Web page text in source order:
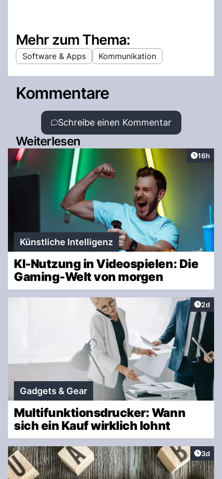
Mehr zum Thema:
Software & Apps Kommunikation
Kommentare
Schreibe einen Kommentar
Weiterlesen
Artikel
16h
Künstliche Intelligenz
KI-Nutzung in Videospielen: Die
Gaming-Welt von morgen
2d
Gadgets & Gear
Multifunktionsdrucker: Wann
sich ein Kauf wirklich lohnt
3d